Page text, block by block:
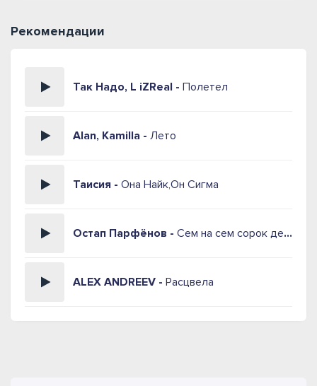
Рекомендации
Так Надо, L iZReal - Полетел
Alan, Kamilla - Лето
Таисия - Она Найк,Он Сигма
Остап Парфёнов - Сем на сем сорок девять
ALEX ANDREEV - Расцвела